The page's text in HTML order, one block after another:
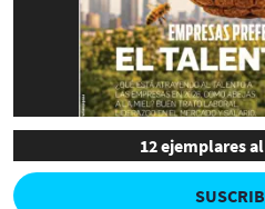
12 ejemplares